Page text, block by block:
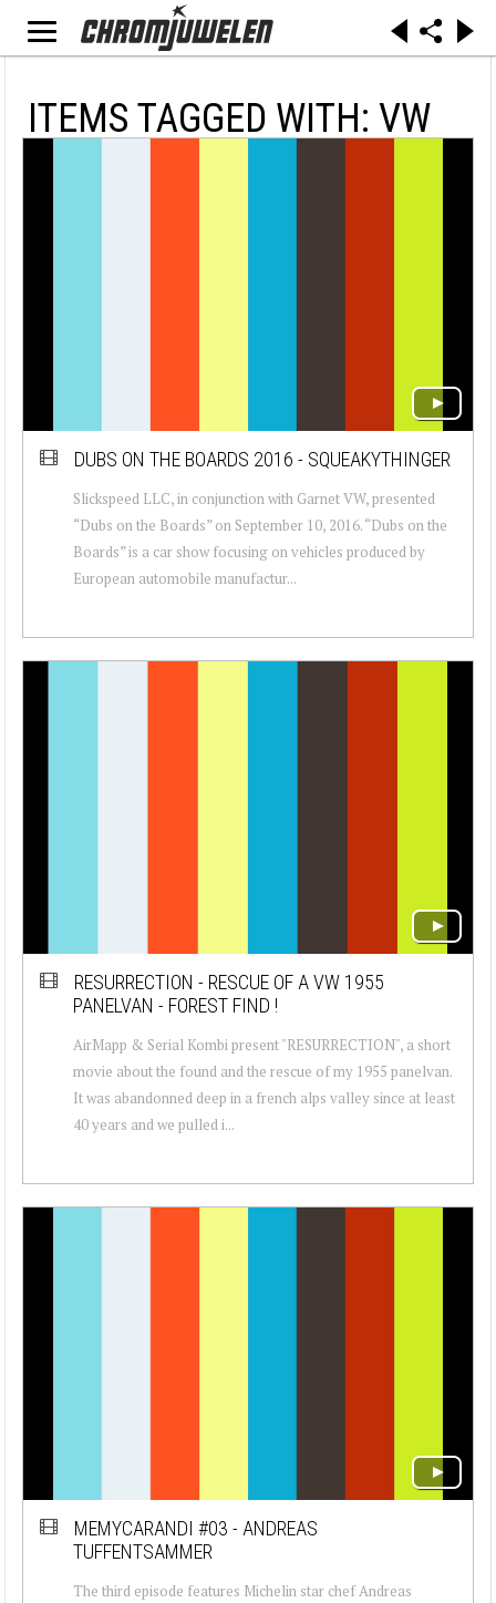
ITEMS TAGGED WITH: VW
DUBS ON THE BOARDS 2016 - SQUEAKYTHINGER
Slickspeed LLC, in conjunction with Garnet VW, presented
“Dubs on the Boards” on September 10, 2016. “Dubs on the
Boards” is a car show focusing on vehicles produced by
European automobile manufactur...
RESURRECTION - RESCUE OF A VW 1955
PANELVAN - FOREST FIND !
AirMapp & Serial Kombi present "RESURRECTION", a short
movie about the found and the rescue of my 1955 panelvan.
It was abandonned deep in a french alps valley since at least
40 years and we pulled i...
MEMYCARANDI #03 - ANDREAS
TUFFENTSAMMER
The third episode features Michelin star chef Andreas